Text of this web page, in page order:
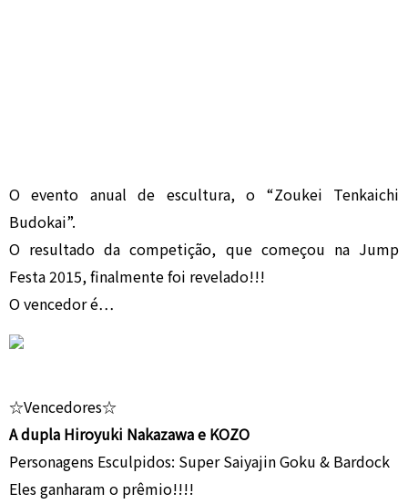
O evento anual de escultura, o “Zoukei Tenkaichi
Budokai”.
O resultado da competição, que começou na Jump
Festa 2015, finalmente foi revelado!!!
O vencedor é…
☆Vencedores☆
A dupla Hiroyuki Nakazawa e KOZO
Personagens Esculpidos: Super Saiyajin Goku & Bardock
Eles ganharam o prêmio!!!!